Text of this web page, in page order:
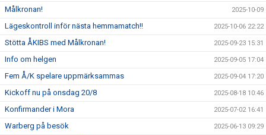
Målkronan! 2025-10-09
Lägeskontroll inför nästa hemmamatch!! 2025-10-06 22:22
Stötta ÅKIBS med Målkronan! 2025-09-23 15:31
Info om helgen 2025-09-05 17:04
Fem Å/K spelare uppmärksammas 2025-09-04 17:20
Kickoff nu på onsdag 20/8 2025-08-18 10:46
Konfirmander i Mora 2025-07-02 16:41
Warberg på besök 2025-06-13 09:29